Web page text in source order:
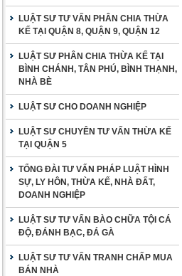
LUẬT SƯ TƯ VẤN PHÂN CHIA THỪA
KẾ TẠI QUẬN 8, QUẬN 9, QUẬN 12
LUẬT SƯ PHÂN CHIA THỪA KẾ TẠI
BÌNH CHÁNH, TÂN PHÚ, BÌNH THẠNH,
NHÀ BÈ
LUẬT SƯ CHO DOANH NGHIỆP
LUẬT SƯ CHUYÊN TƯ VẤN THỪA KẾ
TẠI QUẬN 5
TỔNG ĐÀI TƯ VẤN PHÁP LUẬT HÌNH
SỰ, LY HÔN, THỪA KẾ, NHÀ ĐẤT,
DOANH NGHIỆP
LUẬT SƯ TƯ VẤN BÀO CHỮA TỘI CÁ
ĐỘ, ĐÁNH BẠC, ĐÁ GÀ
LUẬT SƯ TƯ VẤN TRANH CHẤP MUA
BÁN NHÀ